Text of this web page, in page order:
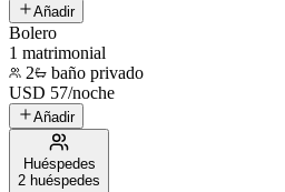
Añadir
Bolero
1 matrimonial
2
baño privado
USD 57/noche
Añadir
Huéspedes
2 huéspedes